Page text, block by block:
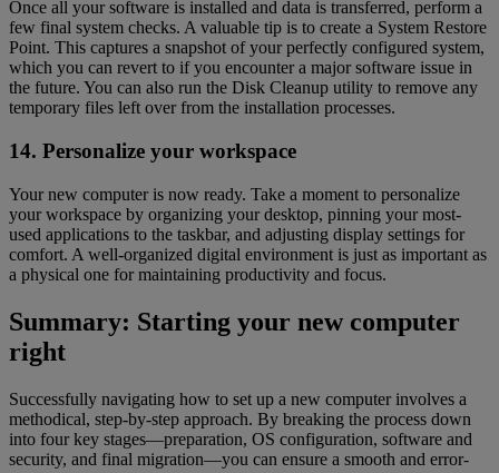
Once all your software is installed and data is transferred, perform a
few final system checks. A valuable tip is to create a System Restore
Point. This captures a snapshot of your perfectly configured system,
which you can revert to if you encounter a major software issue in
the future. You can also run the Disk Cleanup utility to remove any
temporary files left over from the installation processes.
14. Personalize your workspace
Your new computer is now ready. Take a moment to personalize
your workspace by organizing your desktop, pinning your most-
used applications to the taskbar, and adjusting display settings for
comfort. A well-organized digital environment is just as important as
a physical one for maintaining productivity and focus.
Summary: Starting your new computer
right
Successfully navigating how to set up a new computer involves a
methodical, step-by-step approach. By breaking the process down
into four key stages—preparation, OS configuration, software and
security, and final migration—you can ensure a smooth and error-